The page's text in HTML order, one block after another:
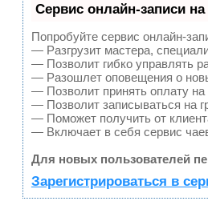
Сервис онлайн-записи
Попробуйте сервис онлайн-
— Разгрузит мастера,
— Позволит гибко управлять
— Разошлет оповещения о
— Позволит принять оплату на
— Позволит записываться на
— Поможет получить от
— Включает в себя сервис
Для новых пользователей
Зарегистрироваться в